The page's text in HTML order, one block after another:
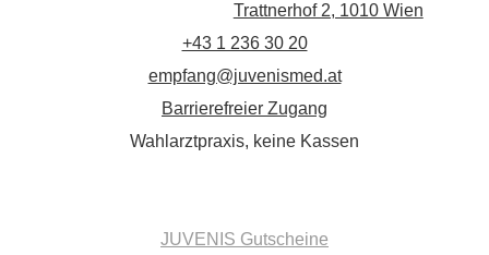
Trattnerhof 2, 1010 Wien
+43 1 236 30 20
empfang@juvenismed.at
Barrierefreier Zugang
Wahlarztpraxis, keine Kassen
JUVENIS Gutscheine